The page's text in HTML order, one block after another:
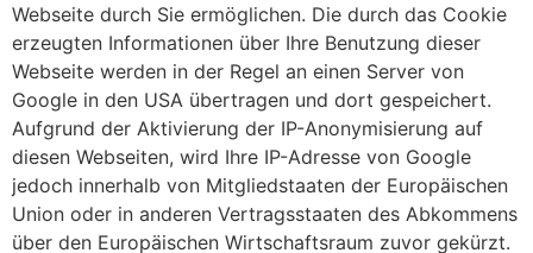
Webseite durch Sie ermöglichen. Die durch das Cookie
erzeugten Informationen über Ihre Benutzung dieser
Webseite werden in der Regel an einen Server von
Google in den USA übertragen und dort gespeichert.
Aufgrund der Aktivierung der IP-Anonymisierung auf
diesen Webseiten, wird Ihre IP-Adresse von Google
jedoch innerhalb von Mitgliedstaaten der Europäischen
Union oder in anderen Vertragsstaaten des Abkommens
über den Europäischen Wirtschaftsraum zuvor gekürzt.